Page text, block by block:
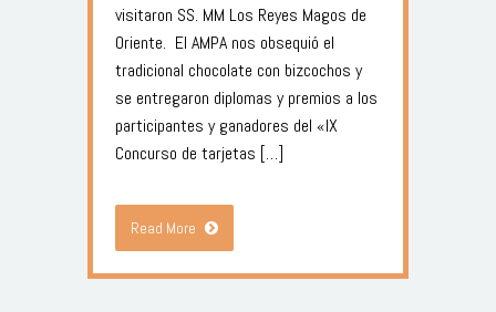
visitaron SS. MM Los Reyes Magos de
Oriente. El AMPA nos obsequió el
tradicional chocolate con bizcochos y
se entregaron diplomas y premios a los
participantes y ganadores del «IX
Concurso de tarjetas […]
Read More